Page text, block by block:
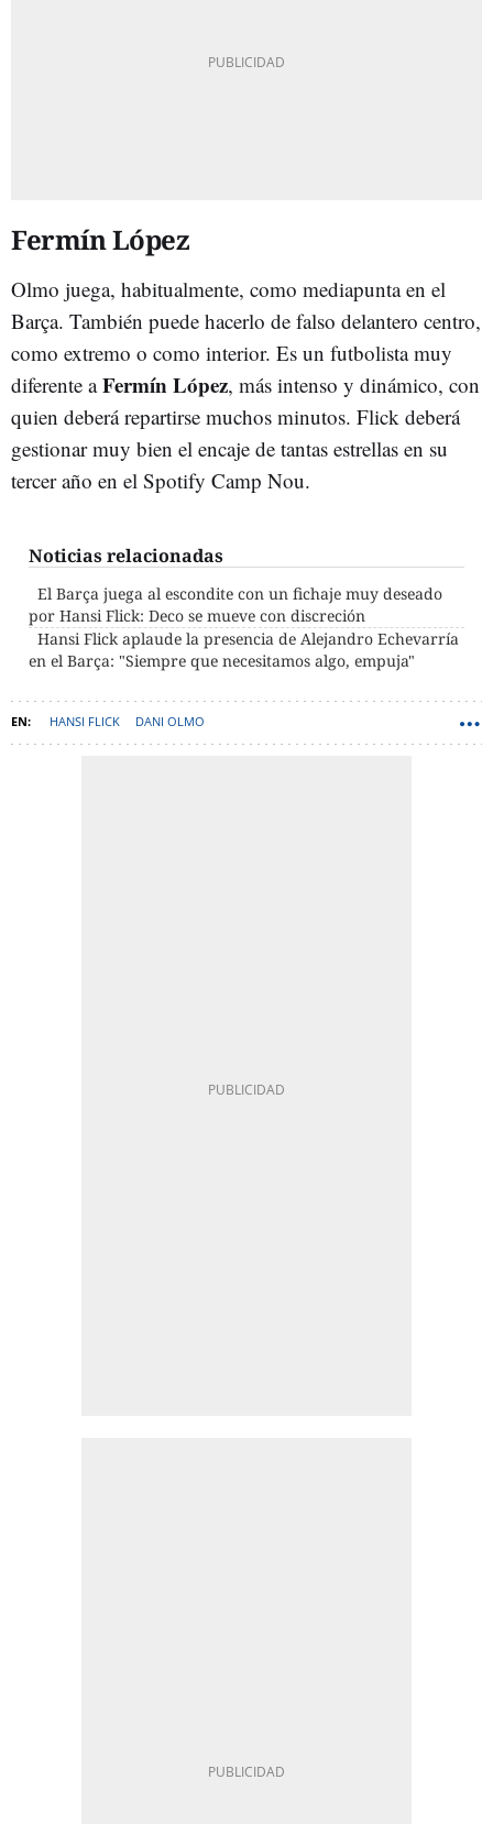
Fermín López
Olmo juega, habitualmente, como mediapunta en el
Barça. También puede hacerlo de falso delantero centro,
como extremo o como interior. Es un futbolista muy
diferente aFermín López, más intenso y dinámico, con
quien deberá repartirse muchos minutos. Flick deberá
gestionar muy bien el encaje de tantas estrellas en su
tercer año en el Spotify Camp Nou.
Noticias relacionadas
El Barça juega al escondite con un fichaje muy deseado
por Hansi Flick: Deco se mueve con discreción
Hansi Flick aplaude la presencia de Alejandro Echevarría
en el Barça: "Siempre que necesitamos algo, empuja"
HANSI FLICK DANI OLMO